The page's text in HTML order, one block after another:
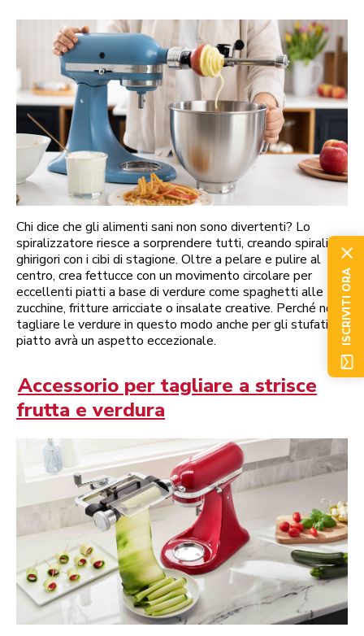
Chi dice che gli alimenti sani non sono divertenti? Lo
spiralizzatore riesce a sorprendere tutti, creando spirali e
ghirigori con i cibi di stagione. Oltre a pelare e pulire al
centro, crea fettucce con un movimento circolare per
eccellenti piatti a base di verdure come spaghetti alle
zucchine, fritture arricciate o insalate creative. Perché non
tagliare le verdure in questo modo anche per gli stufati? Il
piatto avrà un aspetto eccezionale.
Accessorio per tagliare a strisce
frutta e verdura
ISCRIVITI ORA